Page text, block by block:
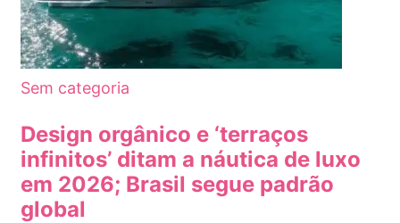
Sem categoria
Design orgânico e ‘terraços
infinitos’ ditam a náutica de luxo
em 2026; Brasil segue padrão
global